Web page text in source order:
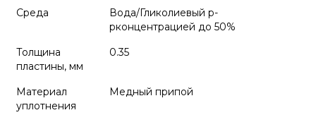
Среда
Вода/Гликолиевый р-
рконцентрацией до 50%
Толщина
пластины, мм
0.35
Материал
уплотнения
Медный припой